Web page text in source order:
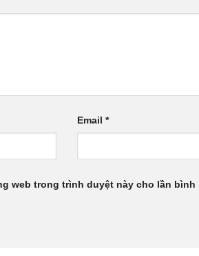
Email*
web trong trình duyệt này cho lần bình